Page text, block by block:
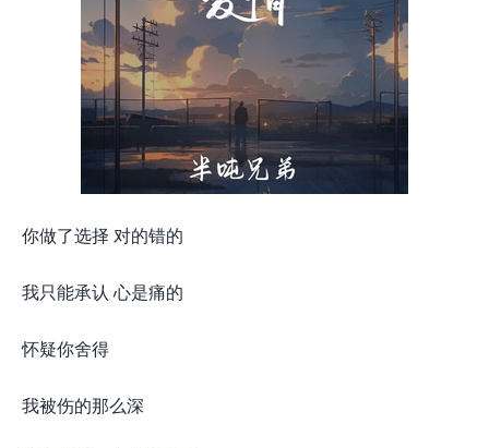
你做了选择 对的错的
我只能承认 心是痛的
怀疑你舍得
我被伤的那么深